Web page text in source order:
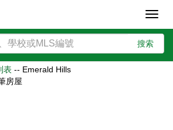
搜索
表 -- Emerald Hills
房屋